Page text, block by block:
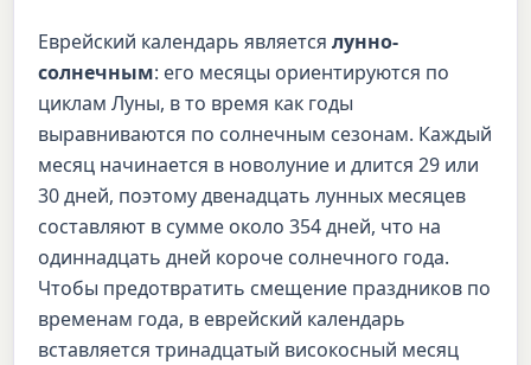
Еврейский календарь являетсялунно-
солнечным: его месяцы ориентируются по
циклам Луны, в то время как годы
выравниваются по солнечным сезонам. Каждый
месяц начинается в новолуние и длится 29 или
30 дней, поэтому двенадцать лунных месяцев
составляют в сумме около 354 дней, что на
одиннадцать дней короче солнечного года.
Чтобы предотвратить смещение праздников по
временам года, в еврейский календарь
вставляется тринадцатый високосный месяц